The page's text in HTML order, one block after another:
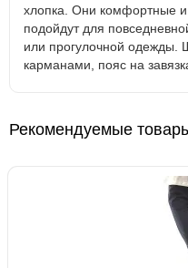
хлопка. Они комфортные
подойдут для
или прогулочной одежды.
карманами, пояс на
Рекомендуемые